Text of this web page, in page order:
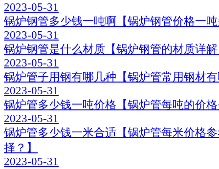
2023-05-31
锅炉钢管多少钱一吨啊【锅炉钢管价格一
2023-05-31
锅炉钢管是什么材质【锅炉钢管的材质详
2023-05-31
锅炉管子用钢有哪几种【锅炉管常用钢材
2023-05-31
锅炉管多少钱一吨价格【锅炉管每吨的价
2023-05-31
锅炉管多少钱一米合适【锅炉管每米价格
择？】
2023-05-31